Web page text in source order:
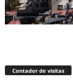
Contador de visitas